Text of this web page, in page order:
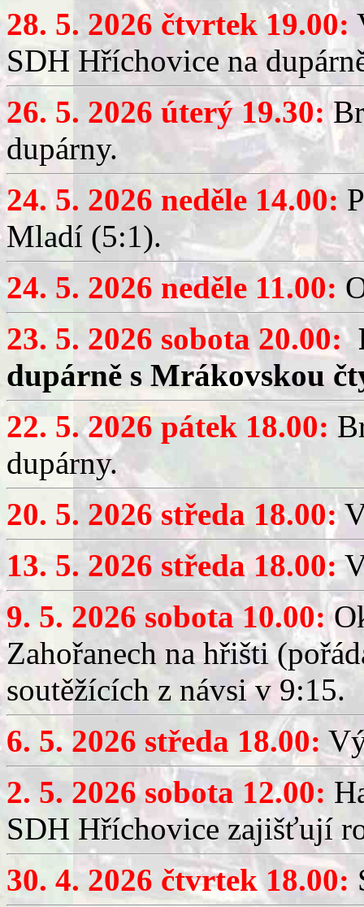
28. 5. 2026 čtvrtek 19.00:
SDH Hříchovice na
26. 5. 2026 úterý 19.30:
dupárny.
24. 5. 2026 neděle 14.00:
Mladí (5:1).
24. 5. 2026 neděle 11.00:
23. 5. 2026 sobota 20.00:
dupárně s Mrákovskou
22. 5. 2026 pátek 18.00:
dupárny.
20. 5. 2026 středa 18.00:
13. 5. 2026 středa 18.00:
9. 5. 2026 sobota 10.00:
Zahořanech na hřišti
soutěžících z návsi v 9:15.
6. 5. 2026 středa 18.00:
2. 5. 2026 sobota 12.00:
SDH Hříchovice zajišťují
30. 4. 2026 čtvrtek 18.00: